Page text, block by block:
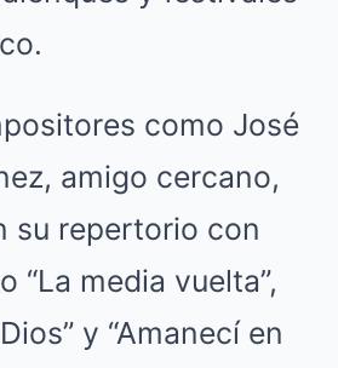
como José
amigo cercano,
su repertorio con
“La media vuelta”,
y “Amanecí en